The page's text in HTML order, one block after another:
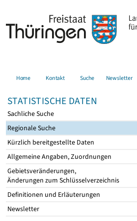
Home Kontakt Suche Newsletter
STATISTISCHE DATEN
Sachliche Suche
Regionale Suche
Kürzlich bereitgestellte Daten
Allgemeine Angaben, Zuordnungen
Gebietsveränderungen,
Änderungen zum Schlüsselverzeichnis
Definitionen und Erläuterungen
Newsletter